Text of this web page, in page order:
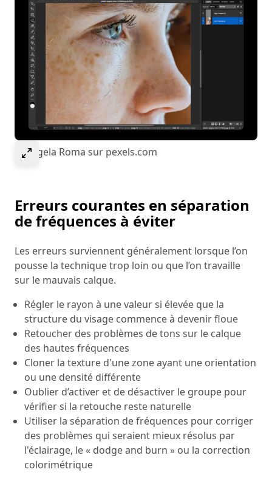
Sélectionner pour agrandir l’image
© Angela Roma sur pexels.com
Erreurs courantes en séparation
de fréquences à éviter
Les erreurs surviennent généralement lorsque l’on
pousse la technique trop loin ou que l’on travaille
sur le mauvais calque.
Régler le rayon à une valeur si élevée que la
structure du visage commence à devenir floue
Retoucher des problèmes de tons sur le calque
des hautes fréquences
Cloner la texture d'une zone ayant une orientation
ou une densité différente
Oublier d’activer et de désactiver le groupe pour
vérifier si la retouche reste naturelle
Utiliser la séparation de fréquences pour corriger
des problèmes qui seraient mieux résolus par
l'éclairage, le « dodge and burn » ou la correction
colorimétrique